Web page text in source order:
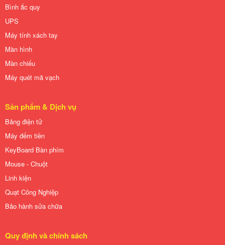
Bình ắc quy
UPS
Máy tính xách tay
Màn hình
Màn chiếu
Máy quét mã vạch
Sản phẩm & Dịch vụ
Bảng điện tử
Máy đếm tiền
KeyBoard Bàn phím
Mouse - Chuột
Linh kiện
Quạt Công Nghiệp
Bảo hành sửa chữa
Quy định và chính sách